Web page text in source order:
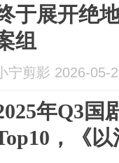
于展开绝
组
宁剪影 2026-05-
年Q3国
，《